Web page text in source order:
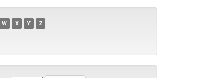
W X Y Z